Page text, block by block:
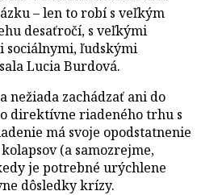
– len to robí s veľkým
desaťročí, s veľkými
sociálnymi, ľudskými
Lucia Burdová.
nežiada zachádzať ani do
direktívne riadeného trhu s
má svoje opodstatnenie
(a samozrejme,
je potrebné urýchlene
dôsledky krízy.